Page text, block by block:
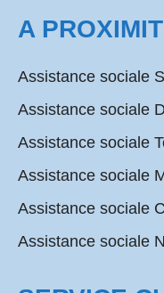
A
Assistance sociale
Assistance sociale
Assistance sociale
Assistance sociale
Assistance sociale
Assistance sociale